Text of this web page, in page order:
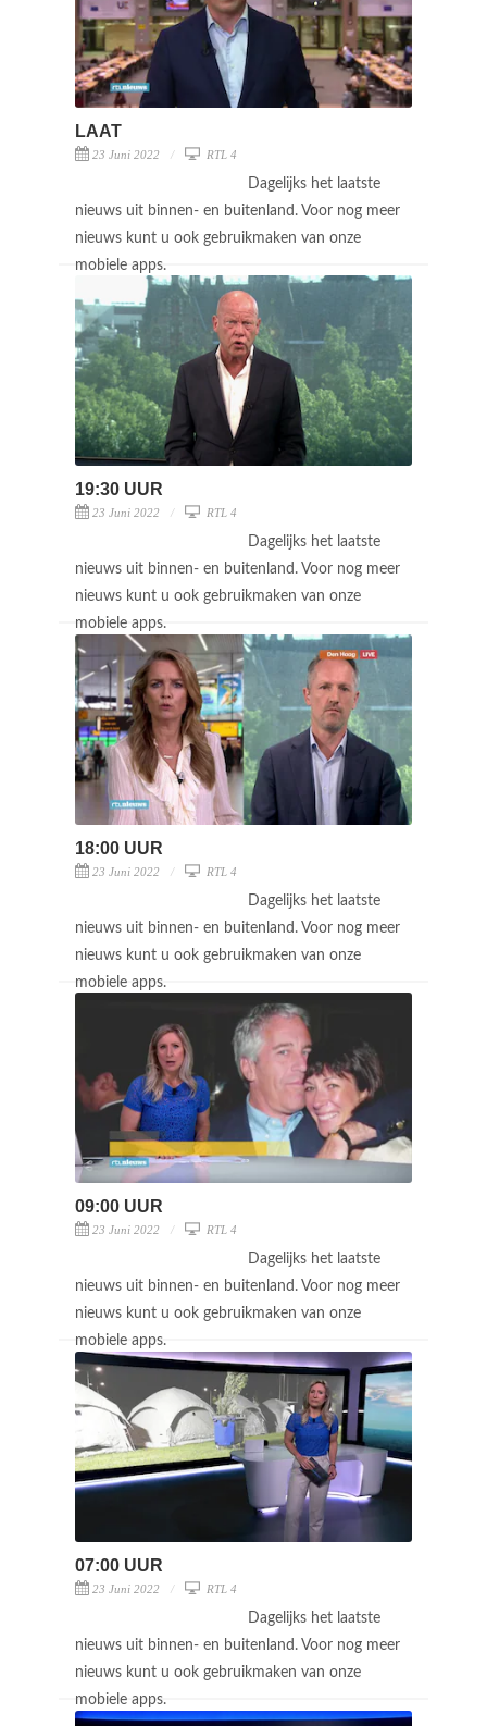
LAAT
23 Juni 2022 RTL 4
Dagelijks het laatste
nieuws uit binnen- en buitenland. Voor nog meer
nieuws kunt u ook gebruikmaken van onze
mobiele apps.
19:30 UUR
23 Juni 2022 RTL 4
Dagelijks het laatste
nieuws uit binnen- en buitenland. Voor nog meer
nieuws kunt u ook gebruikmaken van onze
mobiele apps.
18:00 UUR
23 Juni 2022 RTL 4
Dagelijks het laatste
nieuws uit binnen- en buitenland. Voor nog meer
nieuws kunt u ook gebruikmaken van onze
mobiele apps.
09:00 UUR
23 Juni 2022 RTL 4
Dagelijks het laatste
nieuws uit binnen- en buitenland. Voor nog meer
nieuws kunt u ook gebruikmaken van onze
mobiele apps.
07:00 UUR
23 Juni 2022 RTL 4
Dagelijks het laatste
nieuws uit binnen- en buitenland. Voor nog meer
nieuws kunt u ook gebruikmaken van onze
mobiele apps.